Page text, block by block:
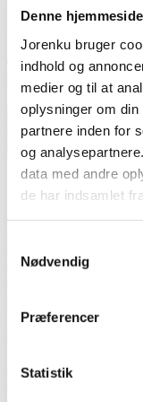
Denne
Jorenku bruger
indhold og
medier og til at
oplysninger om
partnere inden for
og
data med andre
de har indsamlet
Jorenku's
Nødvendig
Præferencer
Statistik
Titelseite › Produkte›
für Rinder
Oxi-Liq für
Oxi-Liq ist ein
Oberflächen und
wurde speziell
Oxi-Liq eignet sich für
Viehstall. Es kann